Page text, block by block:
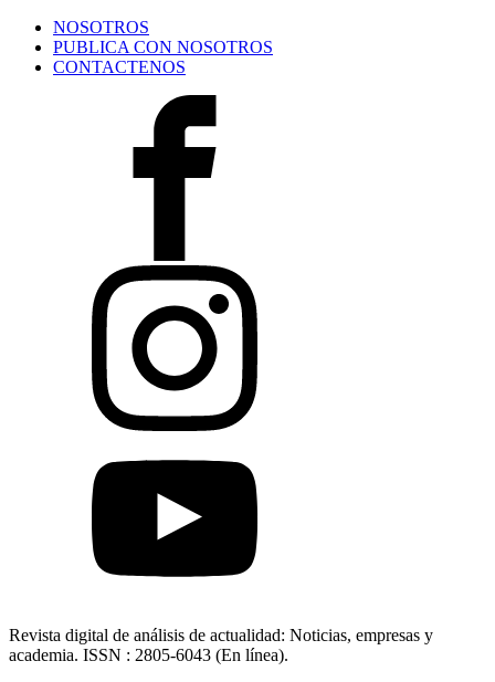
NOSOTROS
PUBLICA CON NOSOTROS
CONTACTENOS
Revista digital de análisis de actualidad: Noticias, empresas y
academia. ISSN : 2805-6043 (En línea).